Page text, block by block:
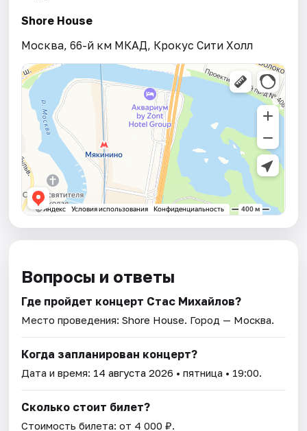
Shore House
Москва, 66-й км МКАД, Крокус Сити Холл
Вопросы и ответы
Где пройдет концерт Стас Михайлов?
Место проведения:Shore House. Город — Москва.
Когда запланирован концерт?
Дата и время: 14 августа 2026 • пятница • 19:00.
Сколько стоит билет?
Стоимость билета: от 4 000 ₽.